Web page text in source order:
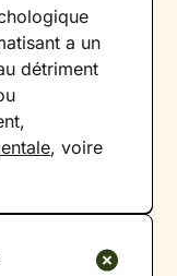
a un
détriment
, voire